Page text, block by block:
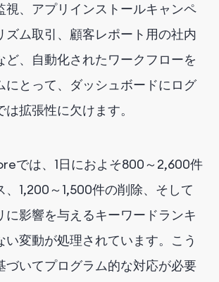
視、アプリインストールキャンペ
ズム取引、顧客レポート用の社内
ど、自動化されたワークフローを
にとって、ダッシュボードにログ
拡張性に欠けます。
では、1日におよそ800～2,600件
、1,200～1,500件の削除、そして
に影響を与えるキーワードランキ
い変動が処理されています。こう
づいてプログラム的な対応が必要